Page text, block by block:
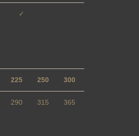
✓
225 250 300
290 315 365